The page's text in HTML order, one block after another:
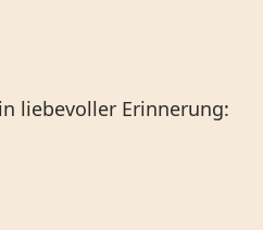
liebevoller Erinnerung: